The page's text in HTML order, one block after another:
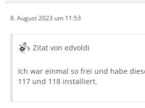
8. August 2023 um 11:53
Zitat von edvoldi
Ich war einmal so frei und habe
117 und 118 installiert.